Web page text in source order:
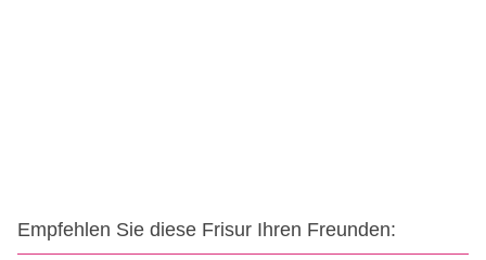
Empfehlen Sie diese Frisur Ihren Freunden: